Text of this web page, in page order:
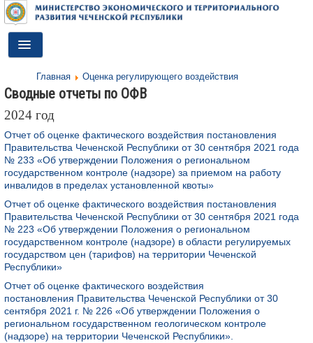
Toggle
Navigation
ДЕЯТЕЛЬНОСТЬ
О МИНИСТЕРСТВЕ
ДОКУМЕНТЫ
ПРОТИВОДЕЙСТВИЕ КОРРУПЦИИ
АНТИТЕРРОР
КОНТАКТЫ
ОБРАТНАЯ СВЯЗЬ
Главная Оценка регулирующего воздействия
Сводные отчеты по ОФВ
2024 год
Отчет об оценке фактического воздействия постановления
Правительства Чеченской Республики от 30 сентября 2021 года
№ 233 «Об утверждении Положения о региональном
государственном контроле (надзоре) за приемом на работу
инвалидов в пределах установленной квоты»
Отчет об оценке фактического воздействия постановления
Правительства Чеченской Республики от 30 сентября 2021 года
№ 223 «Об утверждении Положения о региональном
государственном контроле (надзоре) в области регулируемых
государством цен (тарифов) на территории Чеченской
Республики»
Отчет об оценке фактического воздействия
постановления Правительства Чеченской Республики от 30
сентября 2021 г. № 226 «Об утверждении Положения о
региональном государственном геологическом контроле
(надзоре) на территории Чеченской Республики».